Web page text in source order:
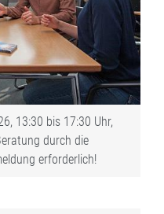
13:30 bis 17:30 Uhr,
durch die
erforderlich!